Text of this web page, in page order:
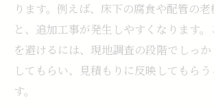
ります。例えば、床下の腐食や配管の
と、追加工事が発生しやすくなります
を避けるには、現地調査の段階でしっ
してもらい、見積もりに反映してもら
す。